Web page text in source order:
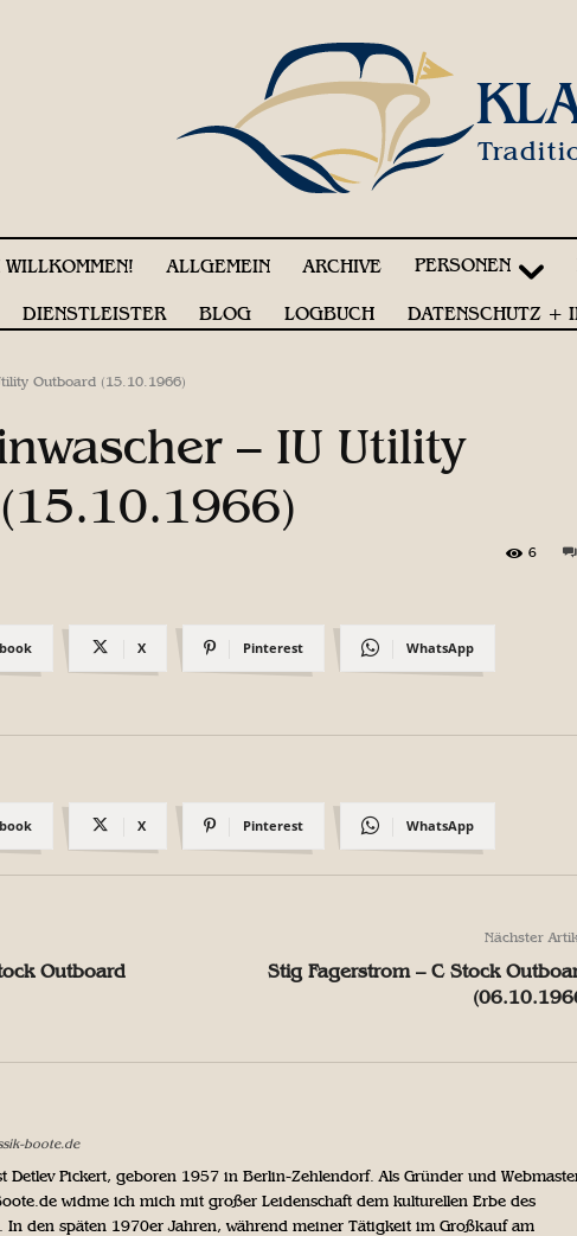
ALLGEMEIN ARCHIVE PERSONEN
DIENSTLEISTER BLOG LOGBUCH DATENSCHUTZ +
Outboard (15.10.1966)
– IU Utility
6
X Pinterest WhatsApp
X Pinterest WhatsApp
Outboard
Nächster
Stig Fagerstrom – C Stock
boote.de
Detlev Pickert, geboren 1957 in Berlin-Zehlendorf. Als Gründer und
widme ich mich mit großer Leidenschaft dem kulturellen Erbe des
In den späten 1970er Jahren, während meiner Tätigkeit im Großkauf am